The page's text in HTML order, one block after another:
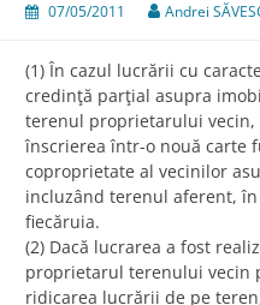
07/05/2011 Andrei
(1) În cazul lucrării cu
credinţă parţial asupra
terenul proprietarului vecin,
înscrierea într-o nouă carte
coproprietate al vecinilor
incluzând terenul aferent,
fiecăruia.
(2) Dacă lucrarea a fost
proprietarul terenului vecin
ridicarea lucrării de pe